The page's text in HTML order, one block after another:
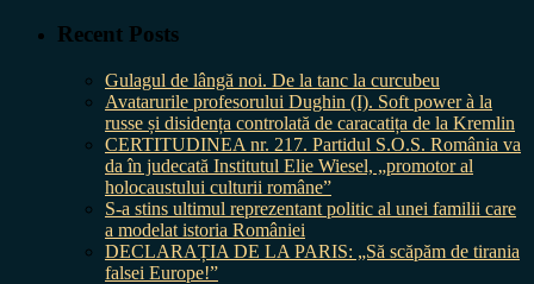
Recent Posts
Gulagul de lângă noi. De la tanc la curcubeu
Avatarurile profesorului Dughin (I). Soft power à la
russe și disidența controlată de caracatița de la Kremlin
CERTITUDINEA nr. 217. Partidul S.O.S. România va
da în judecată Institutul Elie Wiesel, „promotor al
holocaustului culturii române”
S-a stins ultimul reprezentant politic al unei familii care
a modelat istoria României
DECLARAȚIA DE LA PARIS: „Să scăpăm de tirania
falsei Europe!”